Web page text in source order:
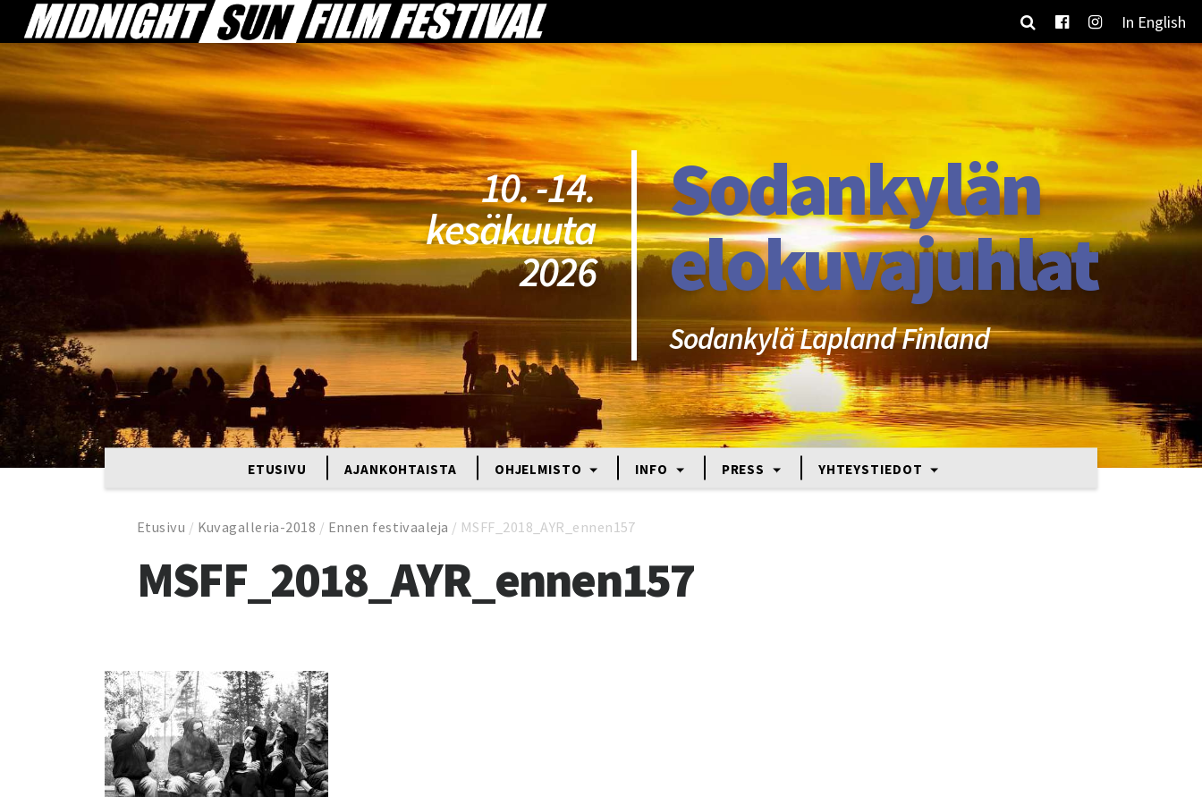
In English
10. -14.
kesäkuuta
2026
Sodankylän
elokuvajuhlat
Sodankylä Lapland Finland
ETUSIVU AJANKOHTAISTA OHJELMISTO INFO PRESS YHTEYSTIEDOT
Etusivu / Kuvagalleria-2018 / Ennen festivaaleja / MSFF_2018_AYR_ennen157
MSFF_2018_AYR_ennen157